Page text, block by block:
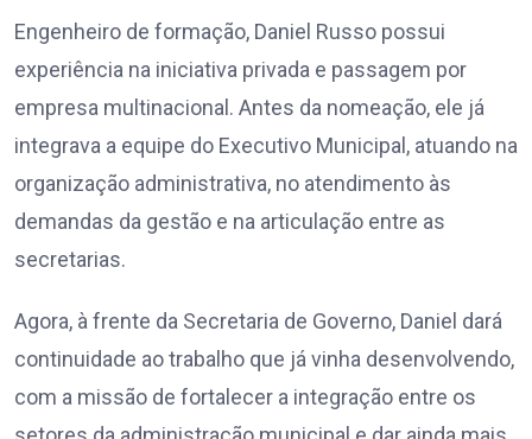
Engenheiro de formação, Daniel Russo possui
experiência na iniciativa privada e passagem por
empresa multinacional. Antes da nomeação, ele já
integrava a equipe do Executivo Municipal, atuando na
organização administrativa, no atendimento às
demandas da gestão e na articulação entre as
secretarias.
Agora, à frente da Secretaria de Governo, Daniel dará
continuidade ao trabalho que já vinha desenvolvendo,
com a missão de fortalecer a integração entre os